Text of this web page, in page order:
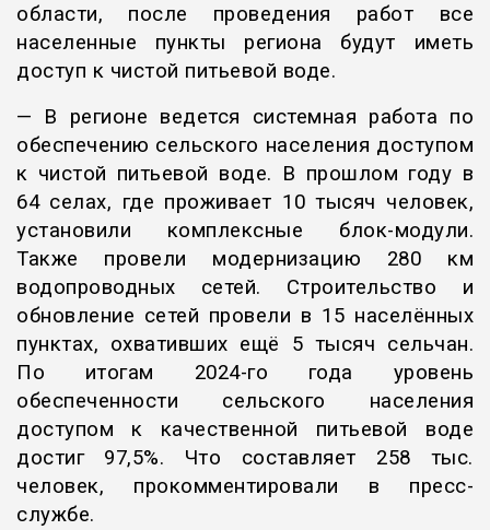
области, после проведения работ все
населенные пункты региона будут иметь
доступ к чистой питьевой воде.
— В регионе ведется системная работа по
обеспечению сельского населения доступом
к чистой питьевой воде. В прошлом году в
64 селах, где проживает 10 тысяч человек,
установили комплексные блок-модули.
Также провели модернизацию 280 км
водопроводных сетей. Строительство и
обновление сетей провели в 15 населённых
пунктах, охвативших ещё 5 тысяч сельчан.
По итогам 2024-го года уровень
обеспеченности сельского населения
доступом к качественной питьевой воде
достиг 97,5%. Что составляет 258 тыс.
человек, прокомментировали в пресс-
службе.